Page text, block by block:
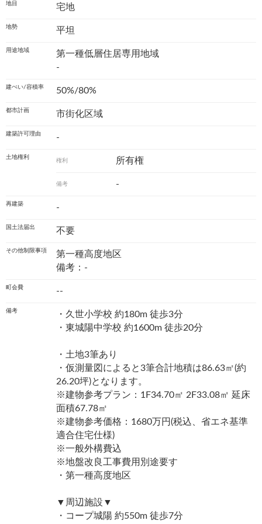
地目 宅地
地勢 平坦
用途地域
第一種低層住居専用地域
-
建ぺい/容積率 50%/80%
都市計画 市街化区域
建築許可理由 -
土地権利
権利 所有権
備考 -
再建築 -
国土法届出 不要
その他制限事項
第一種高度地区
備考：-
町会費 --
備考
・久世小学校 約180m 徒歩3分
・東城陽中学校 約1600m 徒歩20分
・土地3筆あり
・仮測量図によると3筆合計地積は86.63㎡(約
26.20坪)となります。
※建物参考プラン：1F34.70㎡ 2F33.08㎡ 延床
面積67.78㎡
※建物参考価格：1680万円(税込、省エネ基準
適合住宅仕様)
※一般外構費込
※地盤改良工事費用別途要す
・第一種高度地区
▼周辺施設▼
・コープ城陽 約550m 徒歩7分